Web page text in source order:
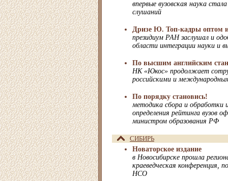
впервые вузовская наука
слушаний
Дризе Ю. Топ-кадры оптом
президиум РАН заслушал и
области интеграции науки и
По высшим английским
НК «Юкос» продолжает
российскими и
По порядку становись!
методика сбора и обработки
определения рейтинга вузов
министром образования РФ
СИБИРЬ
Новаторское издание
в Новосибирске прошла
краеведческая конференция,
НСО